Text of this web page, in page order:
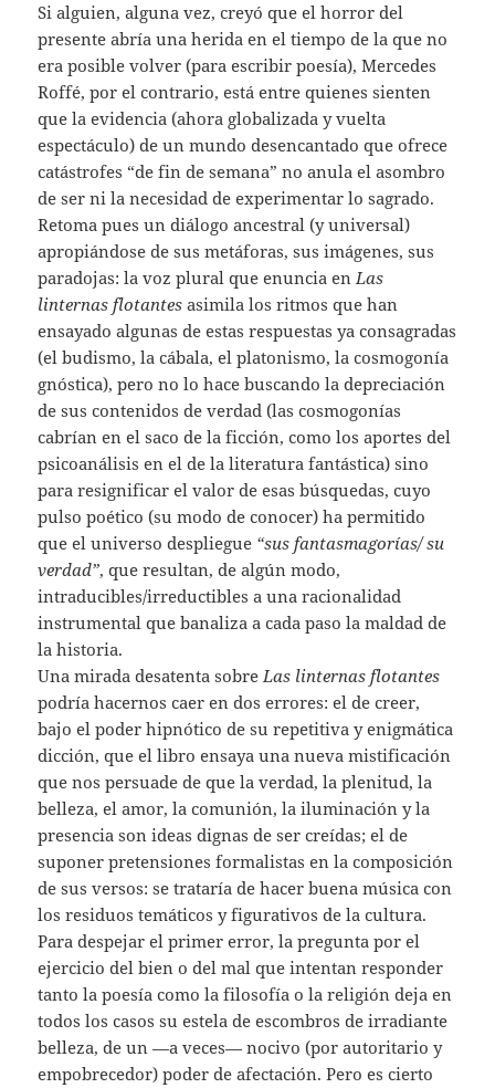
Si alguien, alguna vez, creyó que el horror del
presente abría una herida en el tiempo de la que no
era posible volver (para escribir poesía), Mercedes
Roffé, por el contrario, está entre quienes sienten
que la evidencia (ahora globalizada y vuelta
espectáculo) de un mundo desencantado que ofrece
catástrofes “de fin de semana” no anula el asombro
de ser ni la necesidad de experimentar lo sagrado.
Retoma pues un diálogo ancestral (y universal)
apropiándose de sus metáforas, sus imágenes, sus
paradojas: la voz plural que enuncia enLas
linternas flotantes asimila los ritmos que han
ensayado algunas de estas respuestas ya consagradas
(el budismo, la cábala, el platonismo, la cosmogonía
gnóstica), pero no lo hace buscando la depreciación
de sus contenidos de verdad (las cosmogonías
cabrían en el saco de la ficción, como los aportes del
psicoanálisis en el de la literatura fantástica) sino
para resignificar el valor de esas búsquedas, cuyo
pulso poético (su modo de conocer) ha permitido
que el universo despliegue “sus fantasmagorías/ su
verdad”, que resultan, de algún modo,
intraducibles/irreductibles a una racionalidad
instrumental que banaliza a cada paso la maldad de
la historia.
Una mirada desatenta sobreLas linternas flotantes
podría hacernos caer en dos errores: el de creer,
bajo el poder hipnótico de su repetitiva y enigmática
dicción, que el libro ensaya una nueva mistificación
que nos persuade de que la verdad, la plenitud, la
belleza, el amor, la comunión, la iluminación y la
presencia son ideas dignas de ser creídas; el de
suponer pretensiones formalistas en la composición
de sus versos: se trataría de hacer buena música con
los residuos temáticos y figurativos de la cultura.
Para despejar el primer error, la pregunta por el
ejercicio del bien o del mal que intentan responder
tanto la poesía como la filosofía o la religión deja en
todos los casos su estela de escombros de irradiante
belleza, de un —a veces— nocivo (por autoritario y
empobrecedor) poder de afectación. Pero es cierto